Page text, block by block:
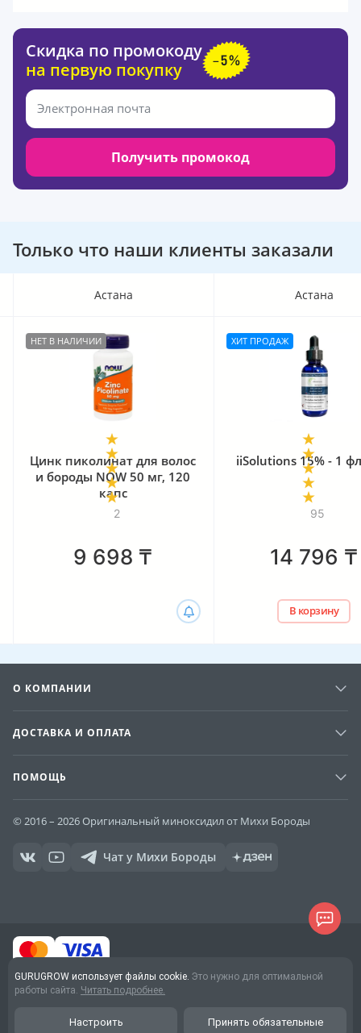
Скидка по промокоду
на первую покупку
Получить промокод
Только что наши клиенты заказали
Астана
НЕТ В НАЛИЧИИ
2
Цинк пиколинат для волос
и бороды NOW 50 мг, 120
капс
9 698 ₸
Астана
ХИТ ПРОДАЖ
95
iiSolutions 15% - 1
14 796 ₸
В корзину
О КОМПАНИИ
ДОСТАВКА И ОПЛАТА
ПОМОЩЬ
© 2016 – 2026 Оригинальный миноксидил от Михи Бороды
Чат у Михи Бороды
Договор оферты
GURUGROW использует файлы cookie. Это нужно для оптимальной
работы сайта. Читать подробнее.
Настроить Принять обязательные